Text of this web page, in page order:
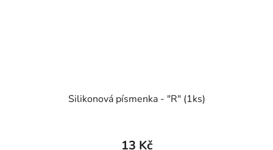
Silikonová písmenka - "R" (1ks)
13 Kč